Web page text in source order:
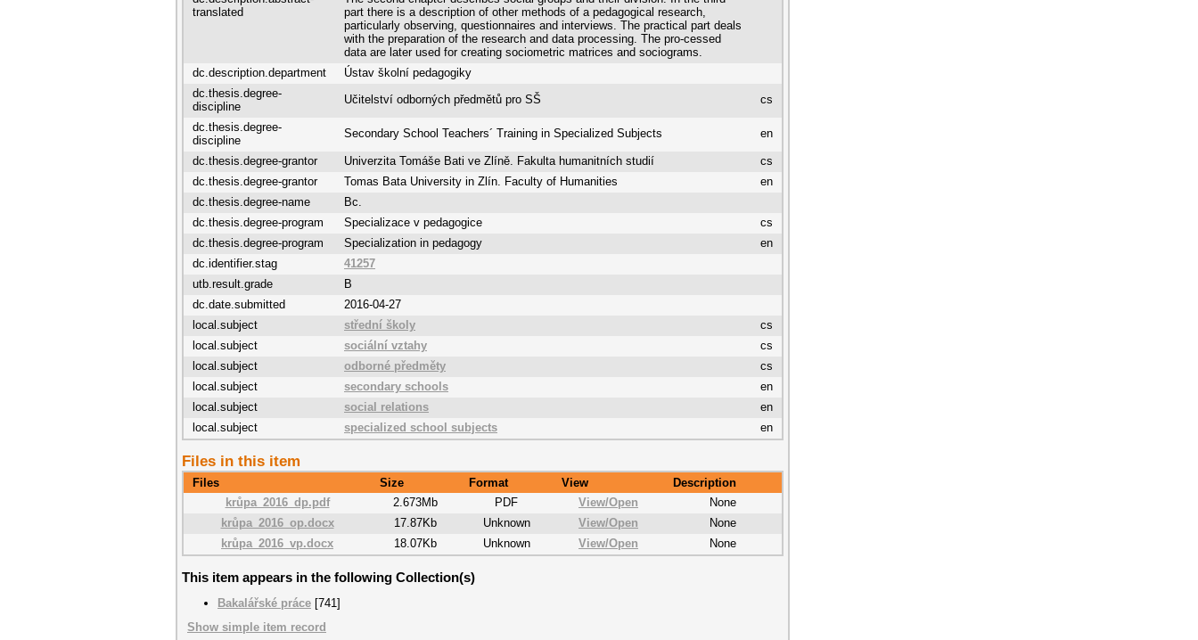
translated
part there is a description of other methods of a pedagogical research,
particularly observing, questionnaires and interviews. The practical part deals
with the preparation of the research and data processing. The pro-cessed
data are later used for creating sociometric matrices and sociograms.
dc.description.department
Ústav školní pedagogiky
dc.thesis.degree-
discipline
Učitelství odborných předmětů pro SŠ cs
dc.thesis.degree-
discipline
Secondary School Teachers´ Training in Specialized Subjects en
dc.thesis.degree-grantor Univerzita Tomáše Bati ve Zlíně. Fakulta humanitních studií
cs
dc.thesis.degree-grantor
Tomas Bata University in Zlín. Faculty of Humanities
en
dc.thesis.degree-name
Bc.
dc.thesis.degree-program
Specializace v pedagogice
cs
dc.thesis.degree-program
Specialization in pedagogy
en
dc.identifier.stag
41257
utb.result.grade
B
dc.date.submitted
2016-04-27
local.subject
střední školy
cs
local.subject
sociální vztahy
cs
local.subject
odborné předměty
cs
local.subject
secondary schools
en
local.subject
social relations
en
local.subject
specialized school subjects en
Files in this item
Files Size Format View
Description
krůpa_2016_dp.pdf
2.673Mb PDF View/Open
None
krůpa_2016_op.docx
17.87Kb Unknown View/Open
None
krůpa_2016_vp.docx
18.07Kb Unknown View/Open None
This item appears in the following Collection(s)
Bakalářské práce [741]
Show simple item record